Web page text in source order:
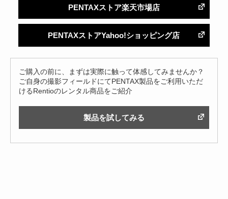
PENTAXストア楽天市場店
PENTAXストアYahoo!ショッピング店
ご購入の前に、まずは実際に触って体感してみませんか？
ご自身の撮影フィールドにてPENTAX製品をご利用いただ
けるRentioのレンタル商品をご紹介
製品を試してみる